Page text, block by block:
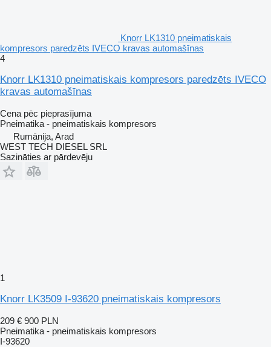
Knorr LK1310 pneimatiskais
kompresors paredzēts IVECO kravas automašīnas
4
Knorr LK1310 pneimatiskais kompresors paredzēts IVECO
kravas automašīnas
Cena pēc pieprasījuma
Pneimatika - pneimatiskais kompresors
Rumānija, Arad
WEST TECH DIESEL SRL
Sazināties ar pārdevēju
1
Knorr LK3509 I-93620 pneimatiskais kompresors
209 € 900 PLN
Pneimatika - pneimatiskais kompresors
I-93620